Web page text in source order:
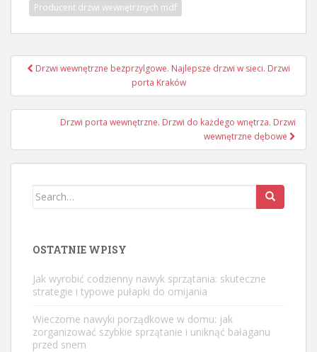
Producent drzwi wewnętrznych mdf
Nawigacja
Drzwi wewnętrzne bezprzylgowe. Najlepsze drzwi w sieci. Drzwi
porta Kraków
Drzwi porta wewnętrzne. Drzwi do każdego wnętrza. Drzwi
wewnętrzne dębowe
Search
OSTATNIE WPISY
Jak wyrobić codzienny nawyk sprzątania: skuteczne
strategie i typowe pułapki do omijania
Wieczorne nawyki porządkowe w domu: jak
zorganizować szybkie sprzątanie i uniknąć bałaganu
przed snem